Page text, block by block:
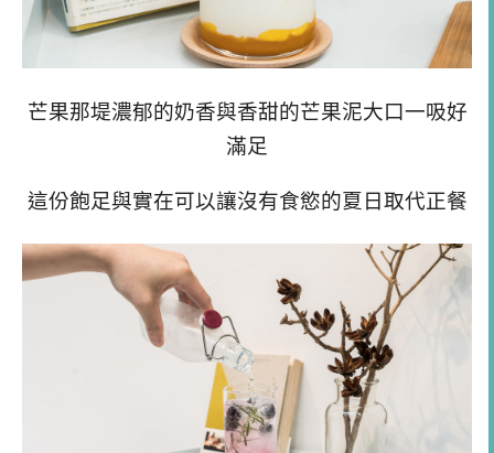
芒果那堤濃郁的奶香與香甜的芒果泥大口一吸好
滿足
這份飽足與實在可以讓沒有食慾的夏日取代正餐